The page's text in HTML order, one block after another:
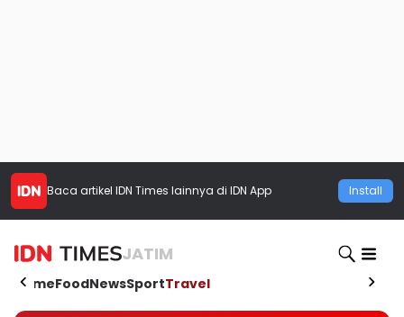
Baca artikel IDN Times lainnya di IDN App Install
JATIM
HomeFoodNewsSportTravel